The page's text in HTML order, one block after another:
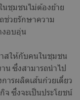
นชุมชนไม่ต้องย้าย
ช่วยรักษาความ
งอบอุ่น
าสให้กับคนในชุมชน
ซึ่งสามารถนำไป
ารผลิตเส้นก๋วยเตี๋ยว
จ ซึ่งจะเป็นประโยชน์